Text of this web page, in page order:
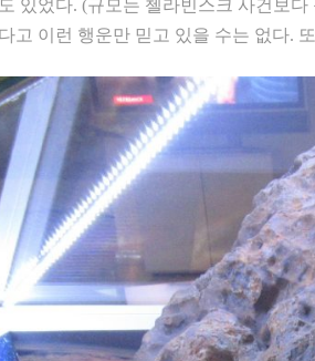
있었다. (규모는 첼라빈스크 사건보
고 이런 행운만 믿고 있을 수는 없다.